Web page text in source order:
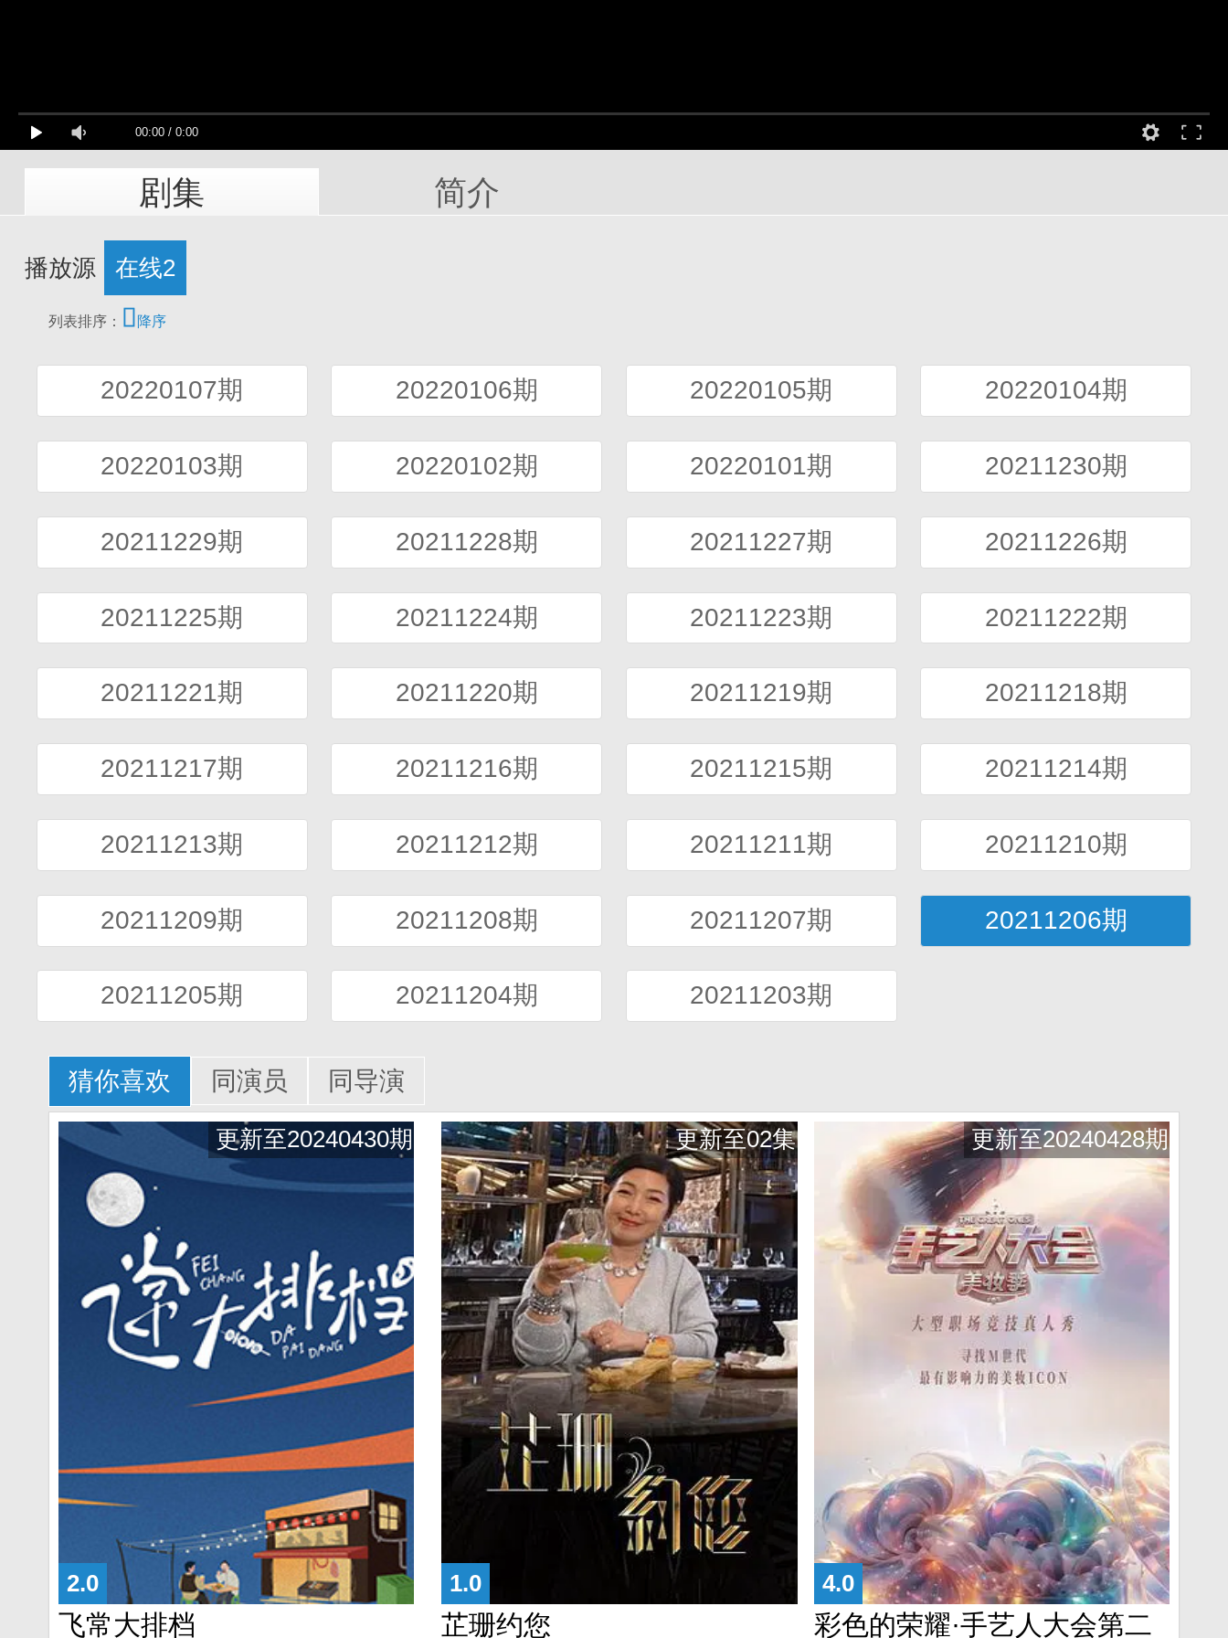
00:00 /0:00
剧集 简介
播放源 在线2
列表排序：  降序
20220107期 20220106期 20220105期 20220104期
20220103期 20220102期 20220101期 20211230期
20211229期 20211228期 20211227期 20211226期
20211225期 20211224期 20211223期 20211222期
20211221期 20211220期 20211219期 20211218期
20211217期 20211216期 20211215期 20211214期
20211213期 20211212期 20211211期 20211210期
20211209期 20211208期 20211207期 20211206期
20211205期 20211204期 20211203期
猜你喜欢 同演员 同导演
2.0
更新至20240430期
飞常大排档
1.0
更新至02集
芷珊约您
4.0
更新至20240428期
彩色的荣耀·手艺人大会第二